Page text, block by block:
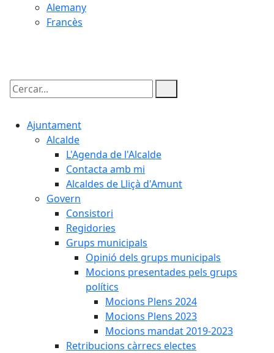
Alemany
Francès
Cercar:
Ajuntament
Alcalde
L'Agenda de l'Alcalde
Contacta amb mi
Alcaldes de Lliçà d'Amunt
Govern
Consistori
Regidories
Grups municipals
Opinió dels grups municipals
Mocions presentades pels grups
polítics
Mocions Plens 2024
Mocions Plens 2023
Mocions mandat 2019-2023
Retribucions càrrecs electes